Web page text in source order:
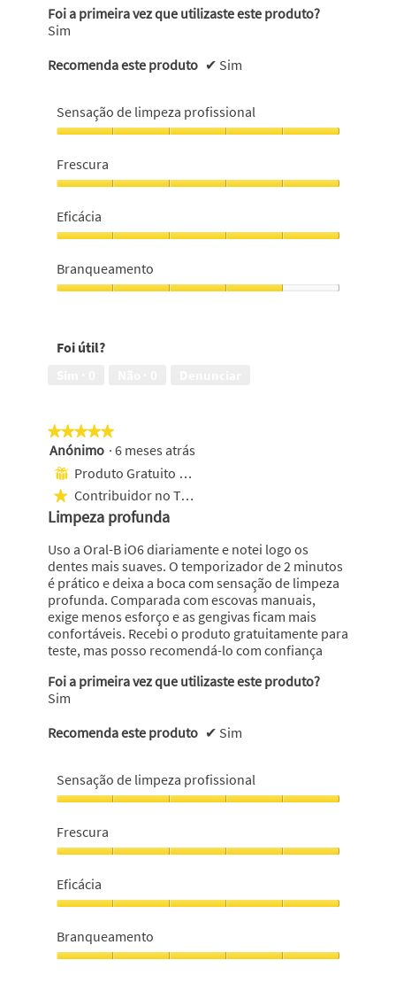
Foi a primeira vez que utilizaste este produto?
Sim
Recomenda este produto ✔ Sim
Sensação de limpeza profissional
de
limpeza
5
em
5
Frescura
5
em
Eficácia
5
em
Branqueamento
5
Foi útil?
★★★★★
★★★★★
5
em
estrelas.
Anónimo · 6 meses atrás
⊞ Produto Gratuito Recebido
★ Contribuidor no Top 1000
Limpeza profunda
Uso a Oral-B iO6 diariamente e notei logo os
dentes mais suaves. O temporizador de 2 minutos
é prático e deixa a boca com sensação de limpeza
profunda. Comparada com escovas manuais,
exige menos esforço e as gengivas ficam mais
confortáveis. Recebi o produto gratuitamente para
teste, mas posso recomendá-lo com confiança
Foi a primeira vez que utilizaste este produto?
Sim
Recomenda este produto ✔ Sim
Sensação de limpeza profissional
de
limpeza
profissional,
5
em
5
Frescura
5
em
5
Eficácia
5
em
5
Branqueamento